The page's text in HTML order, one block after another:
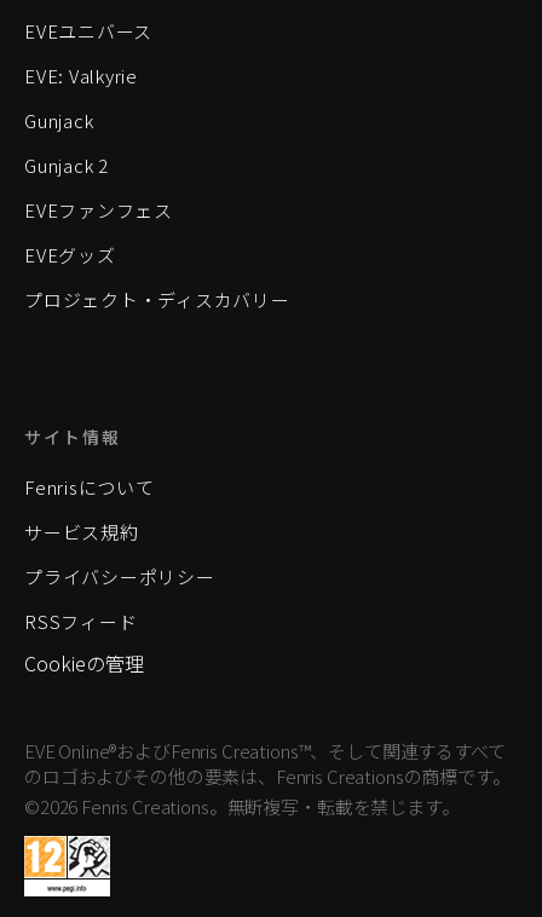
EVEユニバース
EVE: Valkyrie
Gunjack
Gunjack 2
EVEファンフェス
EVEグッズ
プロジェクト・ディスカバリー
サイト情報
Fenrisについて
サービス規約
プライバシーポリシー
RSSフィード
Cookieの管理
EVE Online®およびFenris Creations™、そして関連するすべて
のロゴおよびその他の要素は、Fenris Creationsの商標です。
©2026 Fenris Creations。無断複写・転載を禁じます。